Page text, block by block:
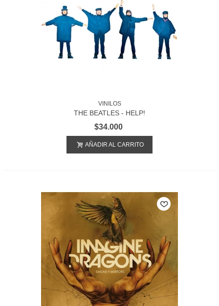
VINILOS
THE BEATLES - HELP!
$34.000
AÑADIR AL CARRITO